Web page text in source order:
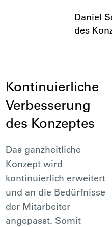
Daniel
des
Kontinuierliche
Verbesserung
des Konzeptes
Das ganzheitliche
Konzept wird
kontinuierlich erweitert
und an die Bedürfnisse
der Mitarbeiter
angepasst. Somit